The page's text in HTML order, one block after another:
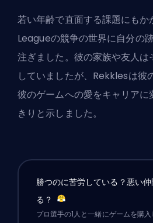
若い年齢で直面する課題にもか
Leagueの競争の世界に自分の
注ぎました。彼の家族や友人
していましたが、Rekklesは彼
彼のゲームへの愛をキャリアに
きりと示しました。
勝つのに苦労している？悪い
る？
プロ選手の1人と一緒にゲームを購入